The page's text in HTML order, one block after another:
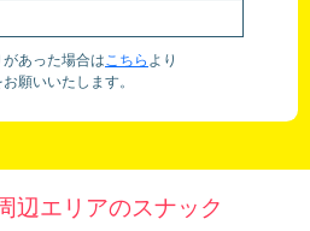
あった場合はこちら より
願いいたします。
辺エリアのスナック